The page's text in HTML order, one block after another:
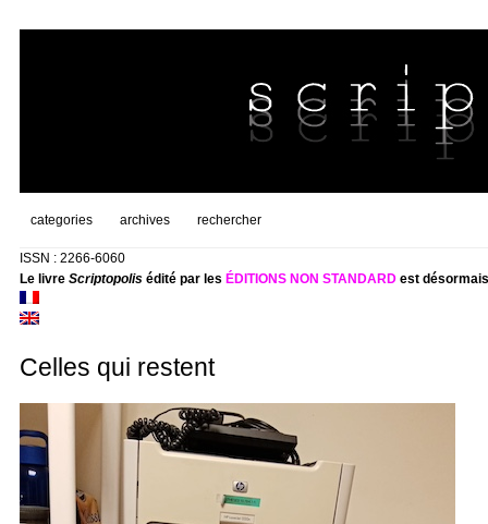
categories archives rechercher
ISSN : 2266-6060
Le livre Scriptopolisédité par les ÉDITIONS NON STANDARDest
Celles qui restent